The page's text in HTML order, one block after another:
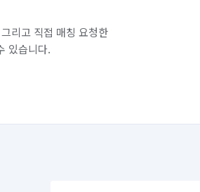
리고 직접 매칭 요청한
있습니다.